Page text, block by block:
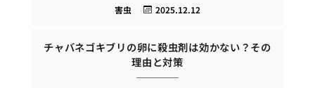
2025.12.12
害虫
チャバネゴキブリの卵に殺虫剤は効かない？その
理由と対策